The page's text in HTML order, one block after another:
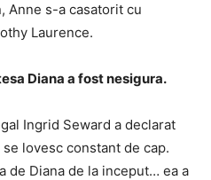
Anne s-a casatorit cu
Laurence.
Diana a fost nesigura.
Ingrid Seward a declarat
lovesc constant de cap.
de Diana de la inceput… ea a